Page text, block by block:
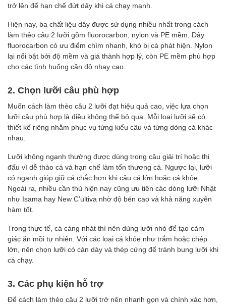
trở lên để hạn chế đứt dây khi cá chạy mạnh.
Hiện nay, ba chất liệu dây được sử dụng nhiều nhất trong cách
làm thẻo câu 2 lưỡi gồm fluorocarbon, nylon và PE mềm. Dây
fluorocarbon có ưu điểm chìm nhanh, khó bị cá phát hiện. Nylon
lại nổi bật bởi độ mềm và giá thành hợp lý, còn PE mềm phù hợp
cho các tình huống cần độ nhạy cao.
2. Chọn lưỡi câu phù hợp
Muốn cách làm thẻo câu 2 lưỡi đạt hiệu quả cao, việc lựa chọn
lưỡi câu phù hợp là điều không thể bỏ qua. Mỗi loại lưỡi sẽ có
thiết kế riêng nhằm phục vụ từng kiểu câu và từng dòng cá khác
nhau.
Lưỡi không ngạnh thường được dùng trong câu giải trí hoặc thi
đấu vì dễ tháo cá và hạn chế làm tổn thương cá. Ngược lại, lưỡi
có ngạnh giúp giữ cá chắc hơn khi câu cá lớn hoặc cá khỏe.
Ngoài ra, nhiều cần thủ hiện nay cũng ưu tiên các dòng lưỡi Nhật
như Isama hay New C’ultiva nhờ độ bén cao và khả năng xuyên
hàm tốt.
Trong thực tế, cá càng nhát thì nên dùng lưỡi nhỏ để tạo cảm
giác ăn mồi tự nhiên. Với các loại cá khỏe như trắm hoặc chép
lớn, nên chọn lưỡi có cán dày và thép cứng để tránh bung lưỡi khi
cá chạy.
3. Các phụ kiện hỗ trợ
Để cách làm thẻo câu 2 lưỡi trở nên nhanh gọn và chính xác hơn,